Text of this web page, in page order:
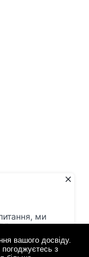
вашого досвіду.
з